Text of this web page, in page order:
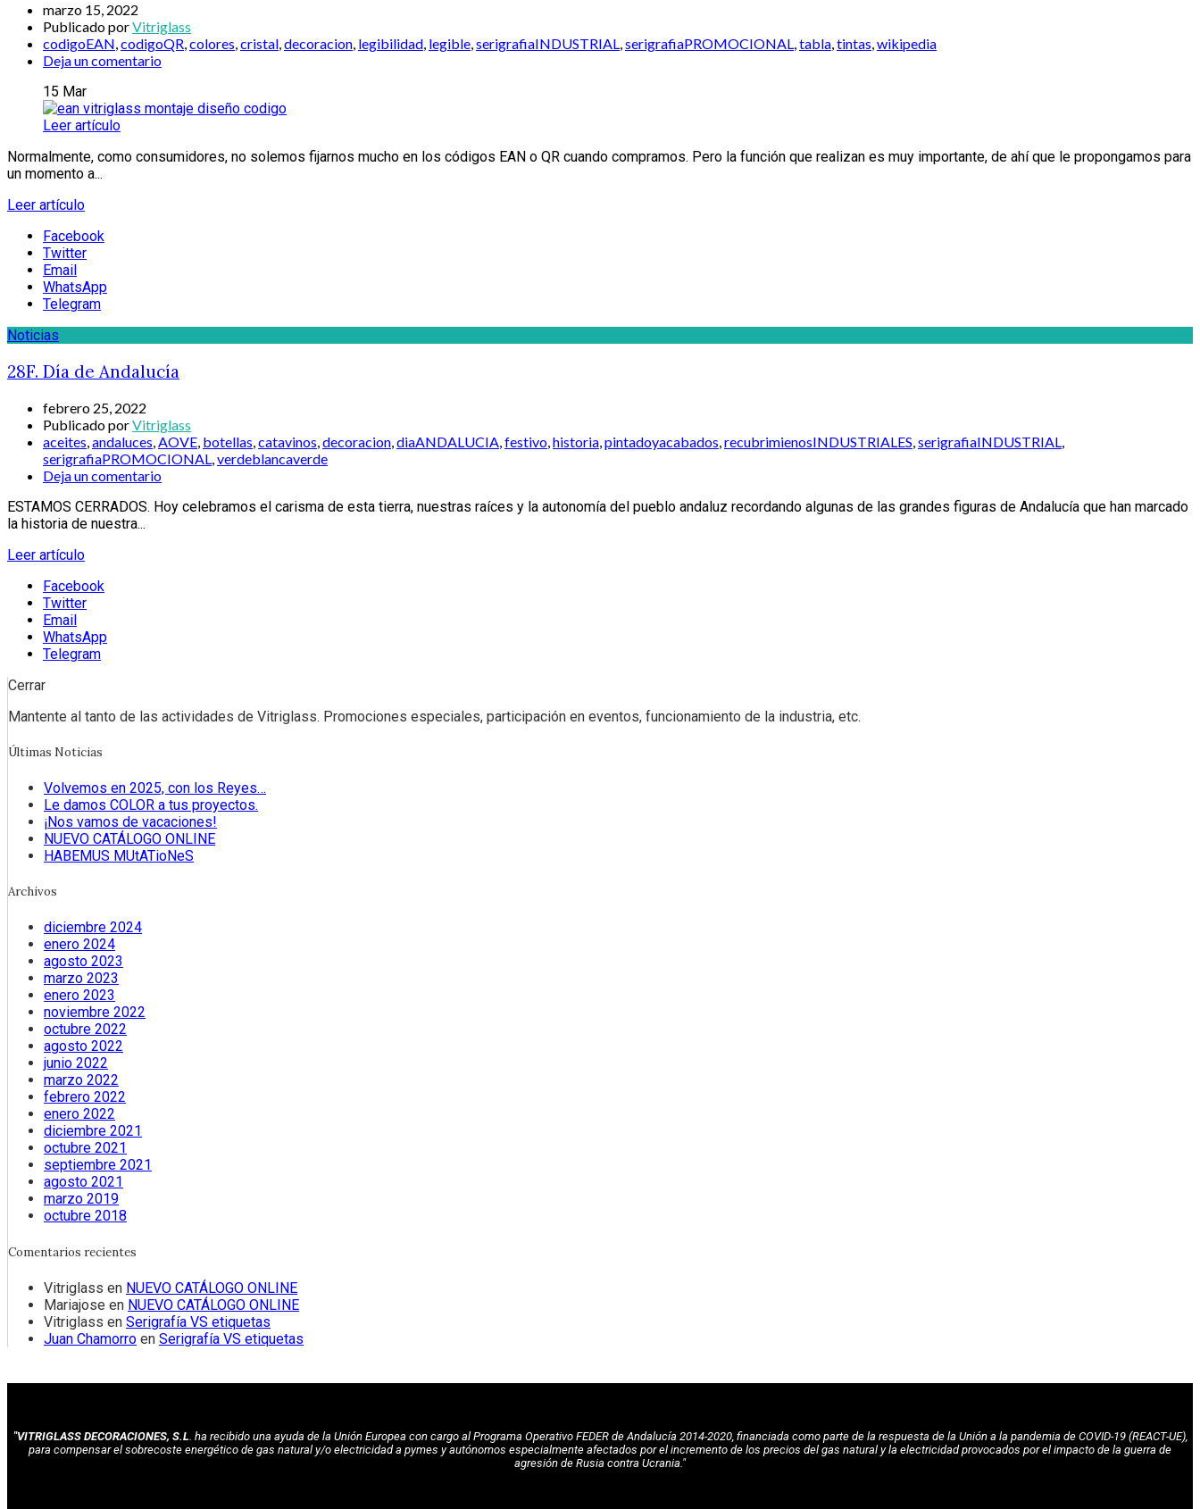
marzo 15, 2022
Publicado porVitriglass
codigoEAN,codigoQR,colores,cristal,decoracion, legibilidad, legible,serigrafiaINDUSTRIAL,serigrafiaPROMOCIONAL,tabla,tintas,wikipedia
Deja un comentario
15 Mar
Leer artículo
Normalmente, como consumidores, no solemos fijarnos mucho en los códigos EAN o QR cuando compramos. Pero la función que realizan es muy importante, de ahí que le propongamos para
un momento a...
Leer artículo
Facebook
Twitter
Email
WhatsApp
Telegram
Noticias
28F. Día de Andalucía
febrero 25, 2022
Publicado porVitriglass
aceites andaluces AOVE botellas catavinos decoracion diaANDALUCIA festivo historia pintadoyacabados recubrimienosINDUSTRIALES serigrafiaINDUSTRIAL
serigrafiaPROMOCIONAL verdeblancaverde
Deja un comentario
ESTAMOS CERRADOS. Hoy celebramos el carisma de esta tierra, nuestras raíces y la autonomía del pueblo andaluz recordando algunas de las grandes figuras de Andalucía que han marcado
la historia de nuestra...
Leer artículo
Facebook
Twitter
Email
WhatsApp
Telegram
Cerrar
Mantente al tanto de las actividades de Vitriglass. Promociones especiales, participación en eventos, funcionamiento de la industria, etc.
Últimas Noticias
Volvemos en 2025, con los Reyes…
Le damos COLOR a tus proyectos.
¡Nos vamos de vacaciones!
NUEVO CATÁLOGO ONLINE
HABEMUS MUtATioNeS
Archivos
diciembre 2024
enero 2024
agosto 2023
marzo 2023
enero 2023
noviembre 2022
octubre 2022
agosto 2022
junio 2022
marzo 2022
febrero 2022
enero 2022
diciembre 2021
octubre 2021
septiembre 2021
agosto 2021
marzo 2019
octubre 2018
Comentarios recientes
Vitriglass en NUEVO CATÁLOGO ONLINE
Mariajose en NUEVO CATÁLOGO ONLINE
Vitriglass en Serigrafía VS etiquetas
Juan Chamorro en Serigrafía VS etiquetas
"VITRIGLASS DECORACIONES, S.L . ha recibido una ayuda de la Unión Europea con cargo al Programa Operativo FEDER de Andalucía 2014-2020, financiada como parte de la respuesta de la Unión a la pandemia de COVID-19 (REACT-UE),
para compensar el sobrecoste energético de gas natural y/o electricidad a pymes y autónomos especialmente afectados por el incremento de los precios del gas natural y la electricidad provocados por el impacto de la guerra de
agresión de Rusia contra Ucrania."